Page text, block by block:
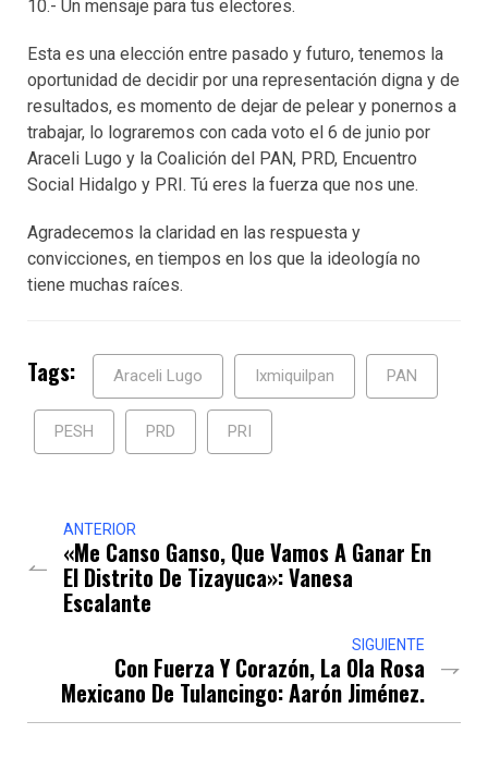
10.- Un mensaje para tus electores.
Esta es una elección entre pasado y futuro, tenemos la
oportunidad de decidir por una representación digna y de
resultados, es momento de dejar de pelear y ponernos a
trabajar, lo lograremos con cada voto el 6 de junio por
Araceli Lugo y la Coalición del PAN, PRD, Encuentro
Social Hidalgo y PRI. Tú eres la fuerza que nos une.
Agradecemos la claridad en las respuesta y
convicciones, en tiempos en los que la ideología no
tiene muchas raíces.
Tags: Araceli Lugo Ixmiquilpan PAN
PESH PRD PRI
ANTERIOR
«Me Canso Ganso, Que Vamos A Ganar En
El Distrito De Tizayuca»: Vanesa
Escalante
SIGUIENTE
Con Fuerza Y Corazón, La Ola Rosa
Mexicano De Tulancingo: Aarón Jiménez.